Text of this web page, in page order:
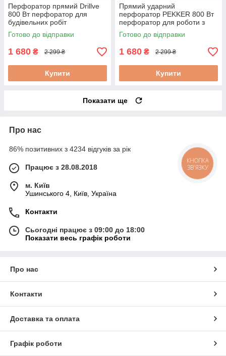
Перфоратор прямий Drillve
800 Вт перфоратор для
будівельних робіт
перфоратор для домашнього
використання
Готово до відправки
1 680 ₴ 2 299 ₴
Купити
Прямий ударний
перфоратор PEKKER 800 Вт
перфоратор для роботи з
цеглою мережевий ударний
перфоратор
Готово до відправки
1 680 ₴ 2 299 ₴
Купити
Показати ще
Про нас
86% позитивних з 4234 відгуків за рік
Працює з 28.08.2018
м. Київ
Ушинського 4, Київ, Україна
Контакти
Сьогодні працює з 09:00 до 18:00
Показати весь графік роботи
Про нас
Контакти
Доставка та оплата
Графік роботи
КНОПКА
ЗВ'ЯЗКУ